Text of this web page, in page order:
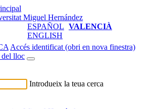
ESPAÑOL VALENCIÀ
ENGLISH
Accés identificat (obri en nova finestra)
del lloc
Introdueix la teua cerca